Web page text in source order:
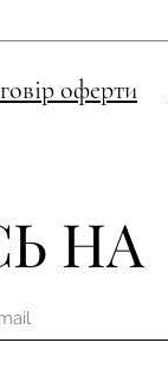
оферти
НА